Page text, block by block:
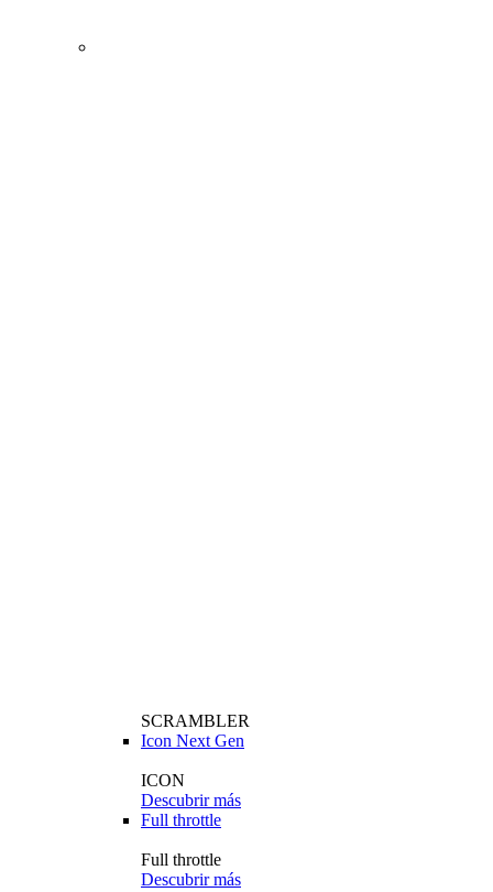
SCRAMBLER
Icon Next Gen
ICON
Descubrir más
Full throttle
Full throttle
Descubrir más